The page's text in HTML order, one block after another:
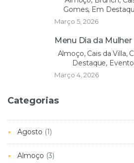
Gomes, Em
Março 5, 2026
Menu Dia da Mulher
Almoço, Cais da Villa,
Destaque,
Março 4, 2026
Categorias
Agosto (1)
Almoço (3)